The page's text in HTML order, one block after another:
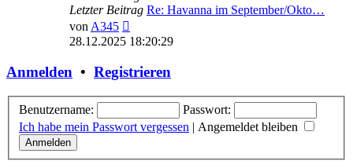
Letzter Beitrag Re: Havanna im September/Okto…
vonA345
Beitrag
28.12.2025 18:20:29
Anmelden • Registrieren
Benutzername:
Passwort:
Ich habe mein Passwort vergessen | Angemeldet bleiben